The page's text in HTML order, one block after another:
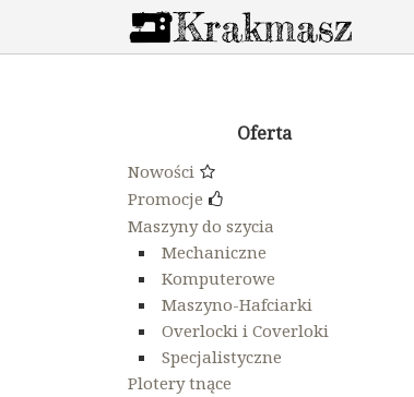
Oferta
Nowości
Promocje
Maszyny do szycia
Mechaniczne
Komputerowe
Maszyno-Hafciarki
Overlocki i Coverloki
Specjalistyczne
Plotery tnące